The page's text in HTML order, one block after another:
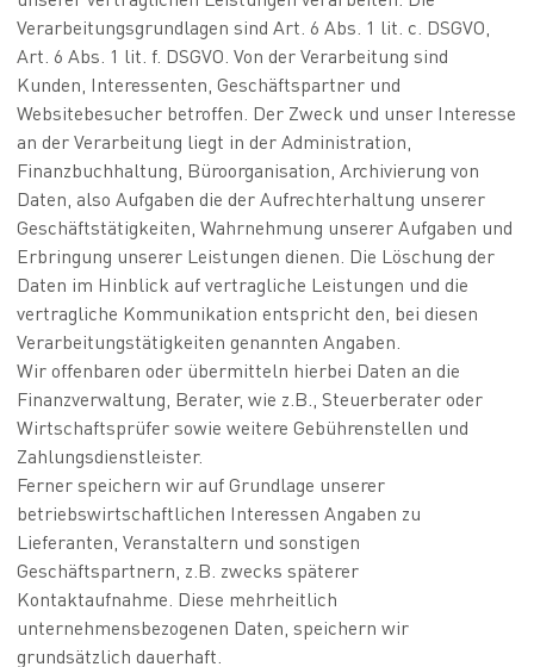
Verarbeitungsgrundlagen sind Art. 6 Abs. 1 lit. c. DSGVO,
Art. 6 Abs. 1 lit. f. DSGVO. Von der Verarbeitung sind
Kunden, Interessenten, Geschäftspartner und
Websitebesucher betroffen. Der Zweck und unser Interesse
an der Verarbeitung liegt in der Administration,
Finanzbuchhaltung, Büroorganisation, Archivierung von
Daten, also Aufgaben die der Aufrechterhaltung unserer
Geschäftstätigkeiten, Wahrnehmung unserer Aufgaben und
Erbringung unserer Leistungen dienen. Die Löschung der
Daten im Hinblick auf vertragliche Leistungen und die
vertragliche Kommunikation entspricht den, bei diesen
Verarbeitungstätigkeiten genannten Angaben.
Wir offenbaren oder übermitteln hierbei Daten an die
Finanzverwaltung, Berater, wie z.B., Steuerberater oder
Wirtschaftsprüfer sowie weitere Gebührenstellen und
Zahlungsdienstleister.
Ferner speichern wir auf Grundlage unserer
betriebswirtschaftlichen Interessen Angaben zu
Lieferanten, Veranstaltern und sonstigen
Geschäftspartnern, z.B. zwecks späterer
Kontaktaufnahme. Diese mehrheitlich
unternehmensbezogenen Daten, speichern wir
grundsätzlich dauerhaft.